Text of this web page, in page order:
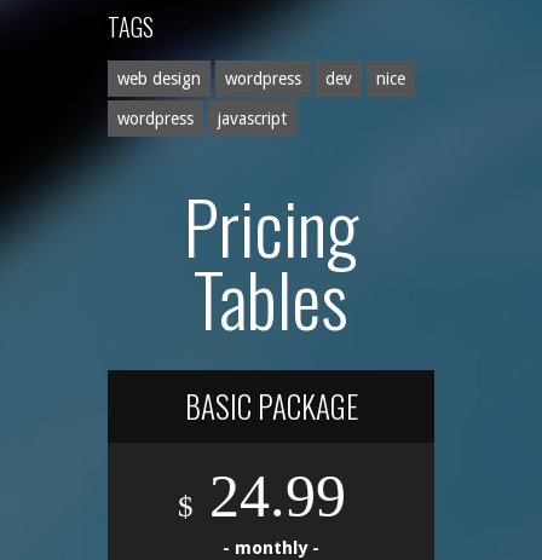
TAGS
web design wordpress dev nice
wordpress javascript
Pricing
Tables
BASIC PACKAGE
$ 24.99
- monthly -